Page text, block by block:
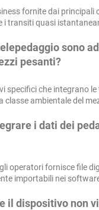
fornite dai principali
i transiti quasi
sono
pesanti?
specifici che integrano
classe ambientale del
i dati dei
operatori fornisce file
importabili nei
il dispositivo non